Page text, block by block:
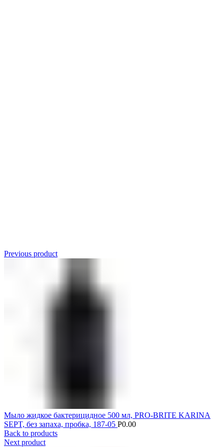
Previous product
Мыло жидкое бактерицидное 500 мл, PRO-BRITE KARINA
SEPT, без запаха, пробка, 187-05 Р0.00
Back to products
Next product